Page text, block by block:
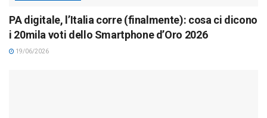
PA digitale, l’Italia corre (finalmente): cosa ci dicono
i 20mila voti dello Smartphone d’Oro 2026
19/06/2026